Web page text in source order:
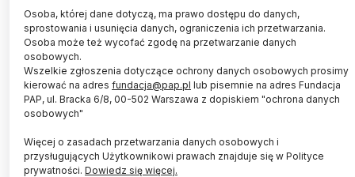
Fot. Adobe Stock
Przemysł chemiczny w USA posiadał badania o
szkodliwości powszechnie stosowanych
związków PFAS, tzw. wiecznych chemikaliów, dla
zdrowia ludzi, już 21 lat przed publicznym
ujawnieniem ich działania.
Osoba, której dane dotyczą, ma prawo dostępu do danych,
sprostowania i usunięcia danych, ograniczenia ich przetwarzania.
Osoba może też wycofać zgodę na przetwarzanie danych
osobowych.
Wszelkie zgłoszenia dotyczące ochrony danych osobowych prosimy
kierować na adres fundacja@pap.pl lub pisemnie na adres Fundacja
PAP, ul. Bracka 6/8, 00-502 Warszawa z dopiskiem "ochrona danych
osobowych"
Więcej o zasadach przetwarzania danych osobowych i
przysługujących Użytkownikowi prawach znajduje się w Polityce
prywatności. Dowiedz się więcej.